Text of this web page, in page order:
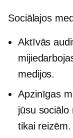
Sociālajos
Aktīvās
medijos.
Apzinīgas
jūsu sociālo
tikai reizēm.